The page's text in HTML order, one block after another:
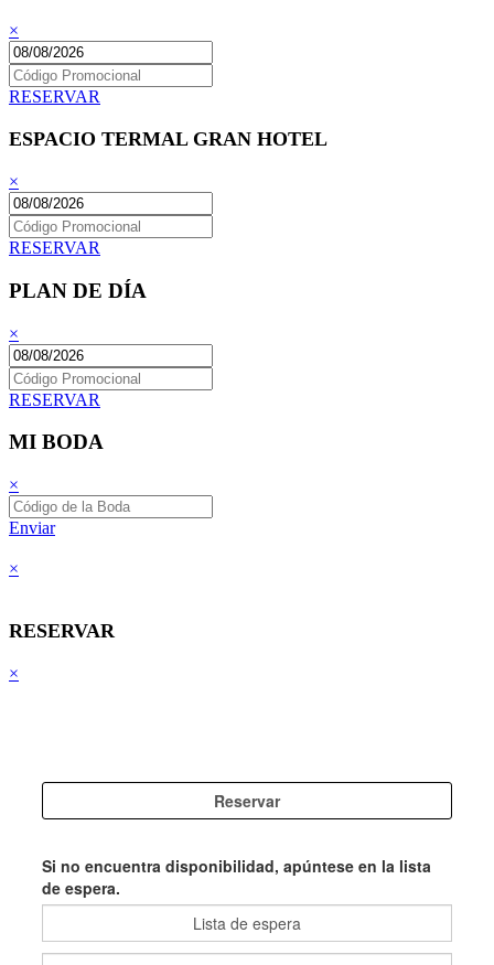
×
RESERVAR
ESPACIO TERMAL GRAN HOTEL
×
RESERVAR
PLAN DE DÍA
×
RESERVAR
MI BODA
×
Enviar
×
RESERVAR
×